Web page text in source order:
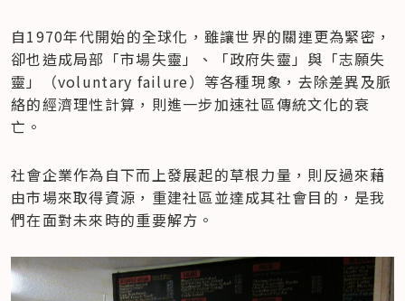
自1970年代開始的全球化，雖讓世界的關連更為緊密，
卻也造成局部「市場失靈」、「政府失靈」與「志願失
靈」（voluntary failure）等各種現象，去除差異及脈
絡的經濟理性計算，則進一步加速社區傳統文化的衰
亡。
社會企業作為自下而上發展起的草根力量，則反過來藉
由市場來取得資源，重建社區並達成其社會目的，是我
們在面對未來時的重要解方。